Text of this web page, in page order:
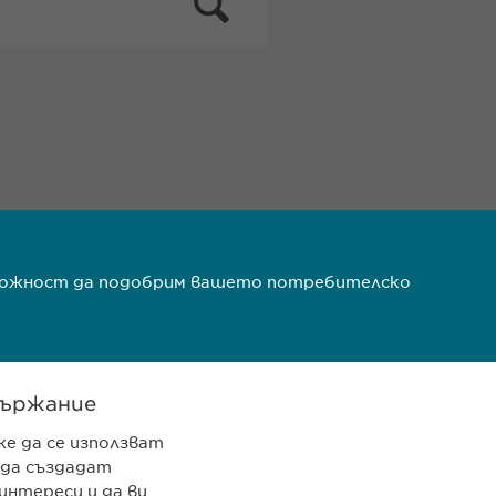
12 00
да подобрим вашето потребителско
да се използват
създадат
и да ви